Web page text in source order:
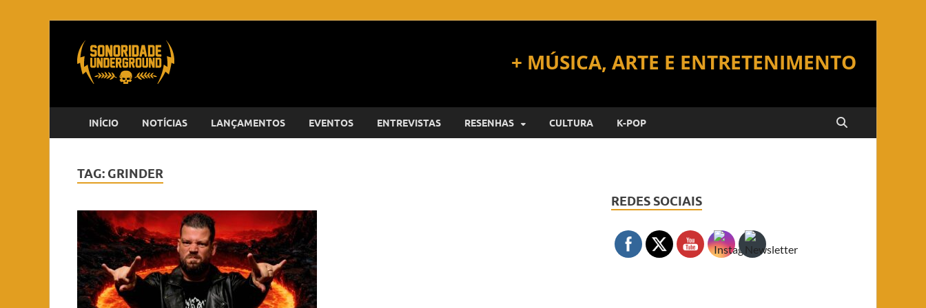
INÍCIO NOTÍCIAS LANÇAMENTOS EVENTOS ENTREVISTAS RESENHAS CULTURA K-POP
TAG: GRINDER
REDES SOCIAIS